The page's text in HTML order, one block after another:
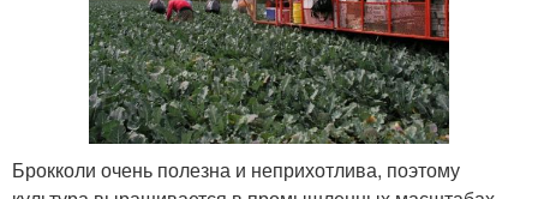
Брокколи очень полезна и неприхотлива, поэтому